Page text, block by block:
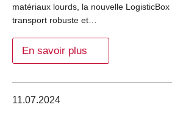
matériaux lourds, la nouvelle
transport robuste et…
En savoir plus
11.07.2024